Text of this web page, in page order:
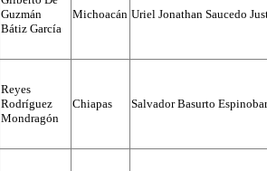
Guzmán
Bátiz García
Michoacán Uriel Jonathan Saucedo
Reyes
Rodríguez
Mondragón
Chiapas Salvador Basurto